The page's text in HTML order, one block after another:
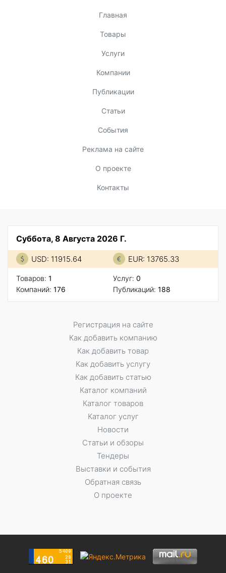
Главная
Товары
Услуги
Компании
Публикации
Статьи
События
Реклама на сайте
О проекте
Контакты
Суббота, 8 Августа 2026 Г.
USD: 11915.64 EUR: 13765.33
Товаров: 1
Компаний: 176
Услуг: 0
Публикаций: 188
Регистрация на сайте
Как добавить компанию
Как добавить товар
Как добавить услугу
Как добавить статью
Каталог компаний
Каталог товаров
Каталог услуг
Новости
Статьи и обзоры
Тендеры
Выставки и события
Обратная связь
О проекте